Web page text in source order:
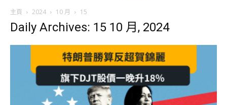
主頁 2024 10 月 15
Daily Archives: 15 10 月, 2024